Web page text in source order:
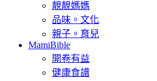
靚靚媽媽
品味。文化
親子。育兒
MamiBible
開卷有益
健康食譜